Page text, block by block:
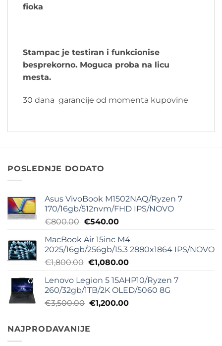
fioka
Stampac je testiran i funkcionise
besprekorno. Moguca proba na licu
mesta.
30 dana garancije od momenta kupovine
POSLEDNJE DODATO
Asus VivoBook M1502NAQ/Ryzen 7
170/16gb/512nvm/FHD IPS/NOVO
€800.00 Originalna
je
bila:
€800.00.
€540.00Trenutna
je:
€540.00.
MacBook Air 15inc M4
2025/16gb/256gb/15.3 2880x1864 IPS/NOVO
€1,800.00 Originalna
je
bila:
€1,800.00.
€1,080.00Trenutna
je:
€1,080.00.
Lenovo Legion 5 15AHP10/Ryzen 7
260/32gb/1TB/2K OLED/5060 8G
€3,500.00 Originalna
je
bila:
€1,200.00Trenutna
NAJPRODAVANIJE